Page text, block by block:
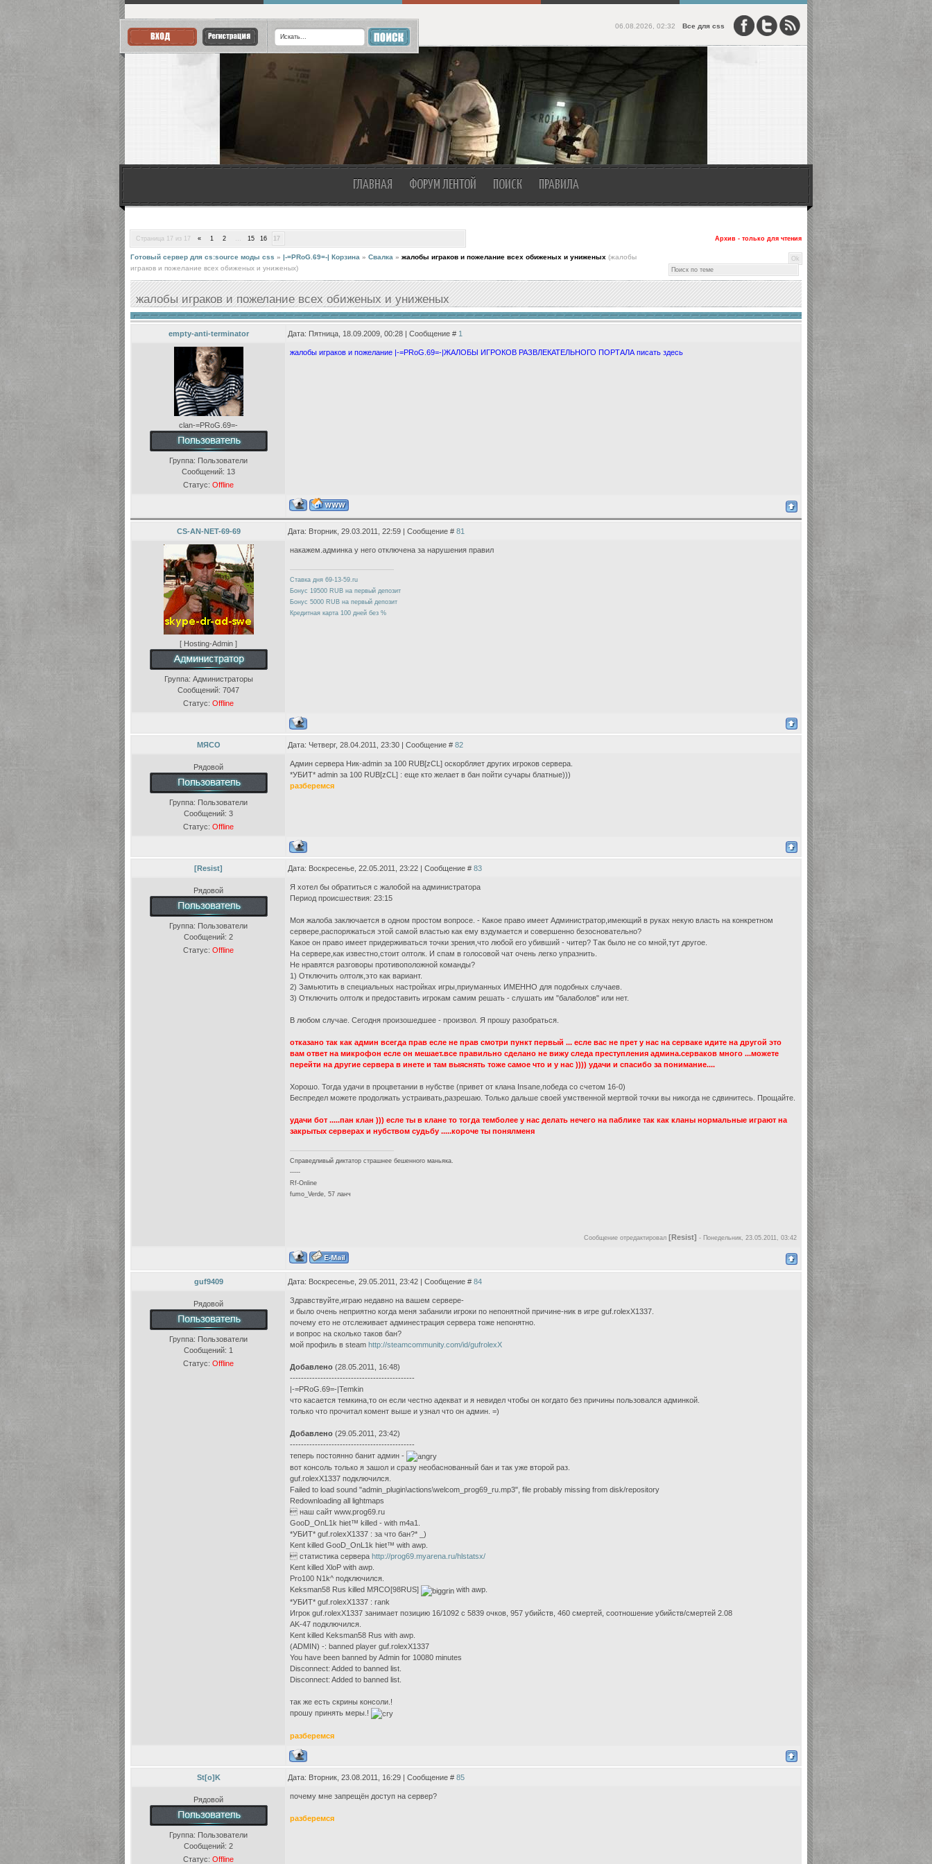
06.08.2026, 02:32 Все для css
ГЛАВНАЯ ФОРУМ ЛЕНТОЙ ПОИСК ПРАВИЛА
Страница 17 из 17 « 1 2 … 15 16 17 Архив - только для чтения
Готовый сервер для cs:source моды css » |-=PRoG.69=-| Корзина » Свалка » жалобы играков и пожелание всех обиженых и униженых (жалобы
играков и пожелание всех обиженых и униженых)
жалобы играков и пожелание всех обиженых и униженых
empty-anti-terminator Дата: Пятница, 18.09.2009, 00:28 | Сообщение # 1
clan-=PRoG.69=-
Группа: Пользователи
Сообщений: 13
Статус: Offline
жалобы играков и пожелание |-=PRoG.69=-|ЖАЛОБЫ ИГРОКОВ РАЗВЛЕКАТЕЛЬНОГО ПОРТАЛА писать здесь
CS-AN-NET-69-69 Дата: Вторник, 29.03.2011, 22:59 | Сообщение # 81
[ Hosting-Admin ]
Группа: Администраторы
Сообщений: 7047
Статус: Offline
накажем.админка у него отключена за нарушения правил
Ставка дня 69-13-59.ru
Бонус 19500 RUB на первый депозит
Бонус 5000 RUB на первый депозит
Кредитная карта 100 дней без %
МЯСО Дата: Четверг, 28.04.2011, 23:30 | Сообщение # 82
Рядовой
Группа: Пользователи
Сообщений: 3
Статус: Offline
Админ сервера Ник-admin за 100 RUB[zCL] оскорбляет других игроков сервера.
*УБИТ* admin за 100 RUB[zCL] : еще кто желает в бан пойти сучары блатные)))
разберемся
[Resist] Дата: Воскресенье, 22.05.2011, 23:22 | Сообщение # 83
Рядовой
Группа: Пользователи
Сообщений: 2
Статус: Offline
Я хотел бы обратиться с жалобой на администратора
Период происшествия: 23:15
Моя жалоба заключается в одном простом вопросе. - Какое право имеет Администратор,имеющий в руках некую власть на конкретном
сервере,распоряжаться этой самой властью как ему вздумается и совершенно безосновательно?
Какое он право имеет придерживаться точки зрения,что любой его убивший - читер? Так было не со мной,тут другое.
На сервере,как известно,стоит олтолк. И спам в голосовой чат очень легко упразнить.
Не нравятся разговоры противоположной команды?
1) Отключить олтолк,это как вариант.
2) Замьютить в специальных настройках игры,приуманных ИМЕННО для подобных случаев.
3) Отключить олтолк и предоставить игрокам самим решать - слушать им "балаболов" или нет.
В любом случае. Сегодня произошедшее - произвол. Я прошу разобраться.
отказано так как админ всегда прав есле не прав смотри пункт первый ... есле вас не прет у нас на серваке идите на другой это
вам ответ на микрофон есле он мешает.все правильно сделано не вижу следа преступления админа.серваков много ...можете
перейти на другие сервера в инете и там выяснять тоже самое что и у нас )))) удачи и спасибо за понимание....
Хорошо. Тогда удачи в процветании в нубстве (привет от клана Insane,победа со счетом 16-0)
Беспредел можете продолжать устраивать,разрешаю. Только дальше своей умственной мертвой точки вы никогда не сдвинитесь. Прощайте.
удачи бот .....пан клан ))) есле ты в клане то тогда темболее у нас делать нечего на паблике так как кланы нормальные играют на
закрытых серверах и нубством судьбу .....короче ты понялменя
Справедливый диктатор страшнее бешенного маньяка.
-----
Rf-Online
fumo_Verde, 57 ланч
Сообщение отредактировал [Resist] - Понедельник, 23.05.2011, 03:42
guf9409 Дата: Воскресенье, 29.05.2011, 23:42 | Сообщение # 84
Рядовой
Группа: Пользователи
Сообщений: 1
Статус: Offline
Здравствуйте,играю недавно на вашем сервере-
и было очень неприятно когда меня забанили игроки по непонятной причине-ник в игре guf.rolexX1337.
почему ето не отслеживает админестрация сервера тоже непонятно.
и вопрос на сколько таков бан?
мой профиль в steam http://steamcommunity.com/id/gufrolexX
Добавлено (28.05.2011, 16:48)
---------------------------------------------
|-=PRoG.69=-|Temkin
что касается темкина,то он если честно адекват и я невидел чтобы он когдато без причины пользовался админкой.
только что прочитал комент выше и узнал что он админ. =)
Добавлено (29.05.2011, 23:42)
---------------------------------------------
теперь постоянно банит админ -
вот консоль только я зашол и сразу необаснованный бан и так уже второй раз.
guf.rolexX1337 подключился.
Failed to load sound "admin_plugin\actions\welcom_prog69_ru.mp3", file probably missing from disk/repository
Redownloading all lightmaps
 наш сайт www.prog69.ru
GooD_OnL1k hiet™ killed - with m4a1.
*УБИТ* guf.rolexX1337 : за что бан?* _)
Kent killed GooD_OnL1k hiet™ with awp.
 статистика сервера http://prog69.myarena.ru/hlstatsx/
Kent killed XloP with awp.
Pro100 N1k^ подключился.
Keksman58 Rus killed МЯСО[98RUS]
with awp.
*УБИТ* guf.rolexX1337 : rank
Игрок guf.rolexX1337 занимает позицию 16/1092 с 5839 очков, 957 убийств, 460 смертей, соотношение убийств/смертей 2.08
AK-47 подключился.
Kent killed Keksman58 Rus with awp.
(ADMIN) -: banned player guf.rolexX1337
You have been banned by Admin for 10080 minutes
Disconnect: Added to banned list.
Disconnect: Added to banned list.
так же есть скрины консоли.!
прошу принять меры.!
разберемся
St[o]K Дата: Вторник, 23.08.2011, 16:29 | Сообщение # 85
Рядовой
Группа: Пользователи
Сообщений: 2
Статус: Offline
почему мне запрещён доступ на сервер?
разберемся